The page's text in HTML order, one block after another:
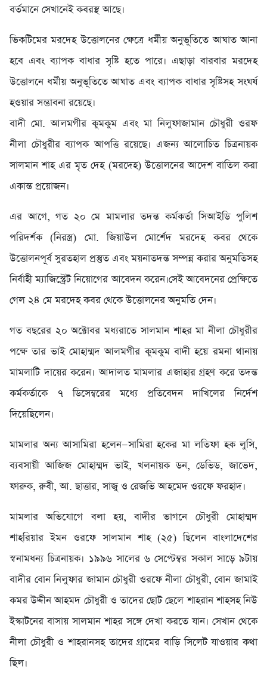
বর্তমানে সেখানেই কবরস্থ আছে।
ভিকটিমের মরদেহ উত্তোলনের ক্ষেত্রে ধর্মীয় অনুভূতিতে আঘাত আনা
হবে এবং ব্যাপক বাধার সৃষ্টি হতে পারে। এছাড়া বারবার মরদেহ
উত্তোলনে ধর্মীয় অনুভূতিতে আঘাত এবং ব্যাপক বাধার সৃষ্টিসহ সংঘর্ষ
হওয়ার সম্ভাবনা রয়েছে।
বাদী মো. আলমগীর কুমকুম এবং মা নিলুফাজামান চৌধুরী ওরফ
নীলা চৌধুরীর ব্যাপক আপত্তি রয়েছে। এজন্য আলোচিত চিত্রনায়ক
সালমান শাহ এর মৃত দেহ (মরদেহ) উত্তোলনের আদেশ বাতিল করা
একান্ত প্রয়োজন।
এর আগে, গত ২০ মে মামলার তদন্ত কর্মকর্তা সিআইডি পুলিশ
পরিদর্শক (নিরস্ত্র) মো. জিয়াউল মোর্শেদ মরদেহ কবর থেকে
উত্তোলনপূর্ব সুরতহাল প্রস্তুত এবং ময়নাতদন্ত সম্পন্ন করার অনুমতিসহ
নির্বাহী ম্যাজিস্ট্রেট নিয়োগের আবেদন করেন।সেই আবেদনের প্রেক্ষিতে
গেল ২৪ মে মরদেহ কবর থেকে উত্তোলনের অনুমতি দেন।
গত বছরের ২০ অক্টোবর মধ্যরাতে সালমান শাহর মা নীলা চৌধুরীর
পক্ষে তার ভাই মোহাম্মদ আলমগীর কুমকুম বাদী হয়ে রমনা থানায়
মামলাটি দায়ের করেন। আদালত মামলার এজাহার গ্রহণ করে তদন্ত
কর্মকর্তাকে ৭ ডিসেম্বরের মধ্যে প্রতিবেদন দাখিলের নির্দেশ
দিয়েছিলেন।
মামলার অন্য আসামিরা হলেন—সামিরা হকের মা লতিফা হক লুসি,
ব্যবসায়ী আজিজ মোহাম্মদ ভাই, খলনায়ক ডন, ডেভিড, জাভেদ,
ফারুক, রুবী, আ. ছাত্তার, সাজু ও রেজভি আহমেদ ওরফে ফরহাদ।
মামলার অভিযোগে বলা হয়, বাদীর ভাগনে চৌধুরী মোহাম্মদ
শাহরিয়ার ইমন ওরফে সালমান শাহ (২৫) ছিলেন বাংলাদেশের
স্বনামধন্য চিত্রনায়ক। ১৯৯৬ সালের ৬ সেপ্টেম্বর সকাল সাড়ে ৯টায়
বাদীর বোন নিলুফার জামান চৌধুরী ওরফে নীলা চৌধুরী, বোন জামাই
কমর উদ্দীন আহমদ চৌধুরী ও তাদের ছোট ছেলে শাহরান শাহসহ নিউ
ইস্কাটনের বাসায় সালমান শাহর সঙ্গে দেখা করতে যান। সেখান থেকে
নীলা চৌধুরী ও শাহরানসহ তাদের গ্রামের বাড়ি সিলেট যাওয়ার কথা
ছিল।